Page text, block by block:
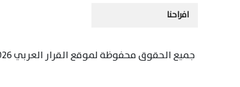
افراحنا
جميع الحقوق محفوظة لموقع القرار العربي 2026 ©